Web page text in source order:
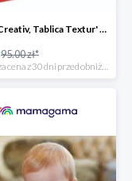
Maped Creativ, Tablica Textur' Art do odrysowania i teksturowania
95.00 zł*